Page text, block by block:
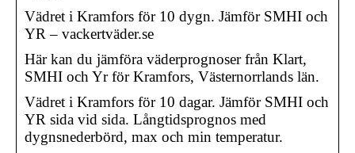
Vädret i Kramfors för 10 dygn. Jämför SMHI och
YR – vackertväder.se
Här kan du jämföra väderprognoser från Klart,
SMHI och Yr för Kramfors, Västernorrlands län.
Vädret i Kramfors för 10 dagar. Jämför SMHI och
YR sida vid sida. Långtidsprognos med
dygnsnederbörd, max och min temperatur.